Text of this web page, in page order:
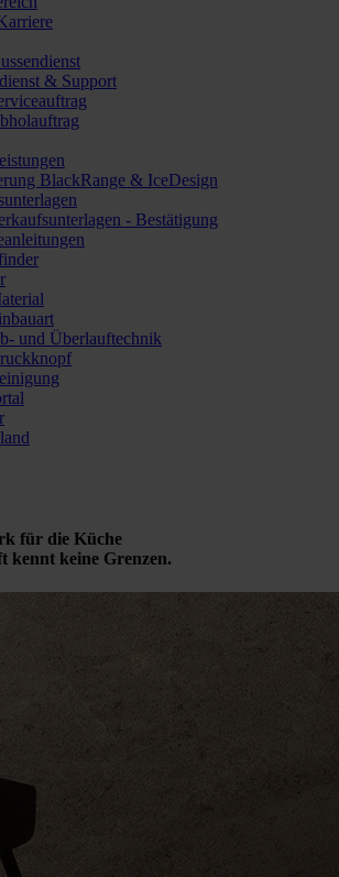
& Support
BlackRange & IceDesign
- Bestätigung
und Überlauftechnik
für die Küche
kennt keine Grenzen.